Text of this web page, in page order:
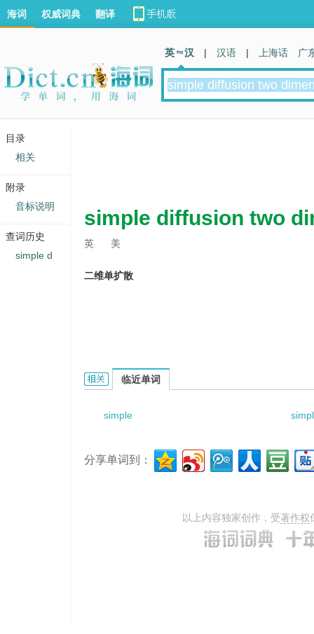
simple diffusion two
英 美
二维单扩散
simple diffusion two dimensions的相关资料：
临近单词
simple
分享单词到：
以上内容独家创作，受著作权
海词 权威词典 翻译
英 汉 | 汉语 | 上海话 广
目录
相关
附录
音标说明
查词历史
simple d